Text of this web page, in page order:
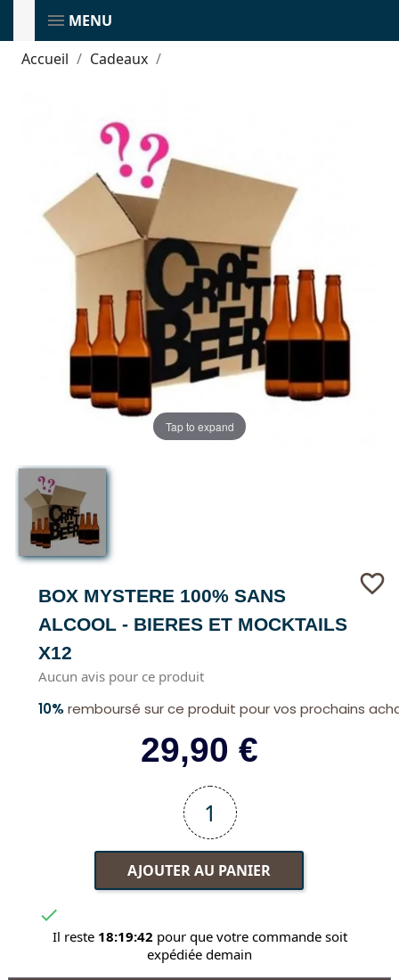
MENU
Accueil
Cadeaux
Tap to expand
BOX MYSTERE 100% SANS
ALCOOL - BIERES ET MOCKTAILS
X12
Aucun avis pour ce produit
favorite_border
10% remboursé sur ce produit pour vos prochains
29,90 €
AJOUTER AU PANIER

Il reste 18:19:42 pour que votre commande soit
expédiée demain